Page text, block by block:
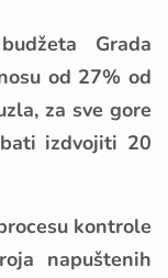
Grada
od 27% od
za sve gore
izdvojiti 20
kontrole
napuštenih